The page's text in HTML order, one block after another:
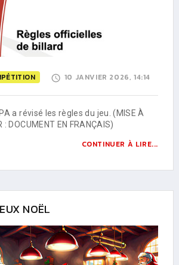
10 JANVIER 2026, 14:14
a révisé les règles du jeu. (MISE À
: DOCUMENT EN FRANÇAIS)
CONTINUER À LIRE...
NOËL